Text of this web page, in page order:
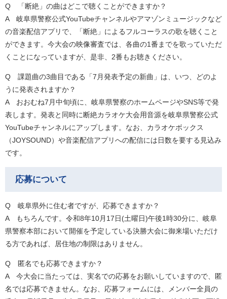
Q 「断絶」の曲はどこで聴くことができますか？
​A 岐阜県警察公式YouTubeチャンネルやアマゾンミュージックなど
の音楽配信アプリで、「断絶」によるフルコーラスの歌を聴くこと
ができます。今大会の映像審査では、各曲の1番までを歌っていただ
くことになっていますが、是非、2番もお聴きください。
Q 課題曲の3曲目である「7月発表予定の新曲」は、いつ、どのよ
うに発表されますか？
​A おおむね7月中旬頃に、岐阜県警察のホームページやSNS等で発
表します。発表と同時に断絶カラオケ大会用音源を岐阜県警察公式
YouTubeチャンネルにアップします。なお、カラオケボックス
（JOYSOUND）や音楽配信アプリへの配信には日数を要する見込み
です。
応募について
Q 岐阜県外に住む者ですが、応募できますか？
​A もちろんです。令和8年10月17日(土曜日)午後1時30分に、岐阜
県警察本部において開催を予定している決勝大会に御来場いただけ
る方であれば、居住地の制限はありません。
Q 匿名でも応募できますか？
​A 今大会に当たっては、実名での応募をお願いしていますので、匿
名では応募できません。なお、応募フォームには、メンバー全員の